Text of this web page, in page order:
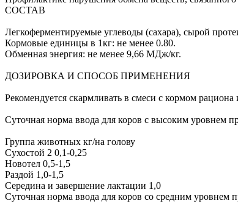
СОСТАВ
Легкоферментируемые углеводы (сахара), сырой
Кормовые единицы в 1кг: не менее 0.80.
Обменная энергия: не менее 9,66 МДж/кг.
ДОЗИРОВКА И СПОСОБ ПРИМЕНЕНИЯ
Рекомендуется скармливать в смеси с кормом
Суточная норма ввода для коров с высоким уровнем
Группа животных кг/на голову
Сухостой 2 0,1-0,25
Новотел 0,5-1,5
Раздой 1,0-1,5
Середина и завершение лактации 1,0
Суточная норма ввода для коров со средним уровнем